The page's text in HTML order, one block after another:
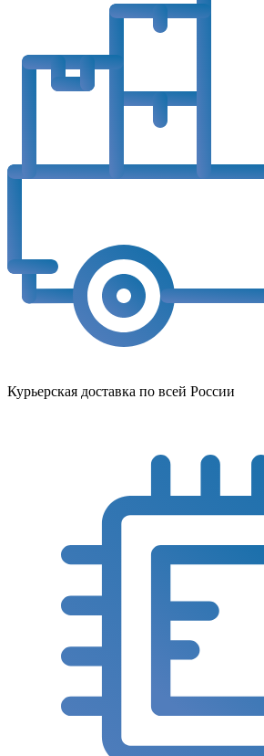
Курьерская доставка по всей России